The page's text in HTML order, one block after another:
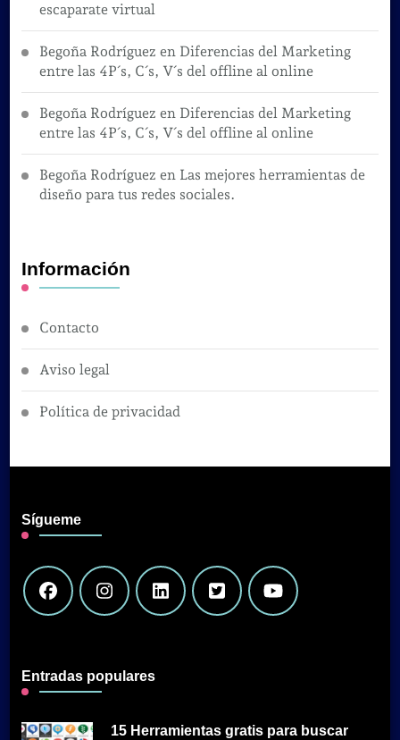
escaparate virtual
Begoña Rodríguez en Diferencias del Marketing
entre las 4P´s, C´s, V´s del offline al online
Begoña Rodríguez en Diferencias del Marketing
entre las 4P´s, C´s, V´s del offline al online
Begoña Rodríguez en Las mejores herramientas de
diseño para tus redes sociales.
Información
Contacto
Aviso legal
Política de privacidad
Sígueme
Entradas populares
15 Herramientas gratis para buscar